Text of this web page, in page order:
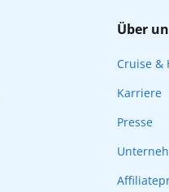
Über
Cruise &
Karriere
Presse